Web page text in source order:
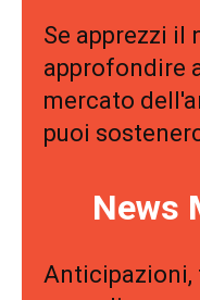
Se apprezzi il
approfondire
mercato
puoi
News
Anticipazioni,